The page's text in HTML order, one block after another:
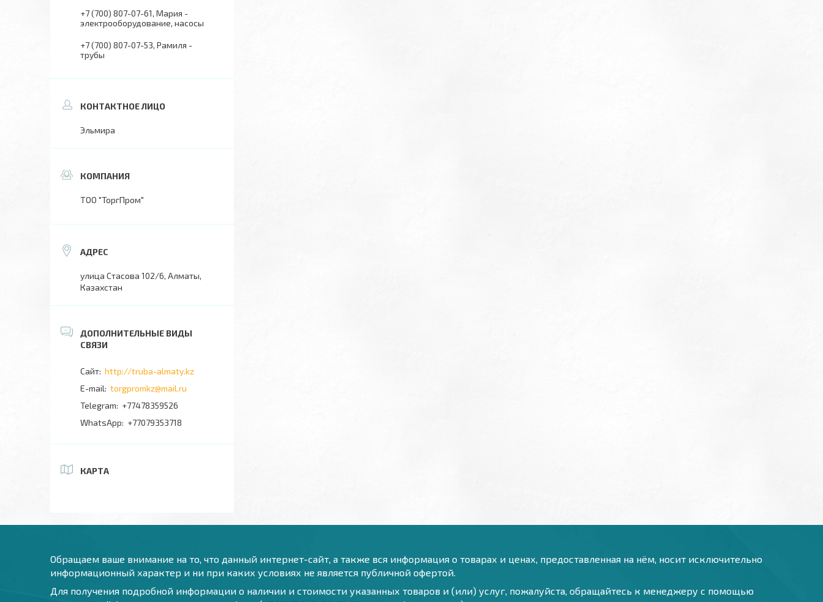
+7 (700) 807-07-61 Мария -
электрооборудование, насосы
+7 (700) 807-07-53 Рамиля -
трубы
Эльмира
ТОО "ТоргПром"
улица Стасова 102/6, Алматы,
Казахстан
http://truba-almaty.kz
torgpromkz@mail.ru
+77478359526
+77079353718
КАРТА
Обращаем ваше внимание на то, что данный интернет-сайт, а также вся информация о товарах и ценах, предоставленная на нём, носит исключительно
информационный характер и ни при каких условиях не является публичной офертой.
Для получения подробной информации о наличии и стоимости указанных товаров и (или) услуг, пожалуйста, обращайтесь к менеджеру с помощью